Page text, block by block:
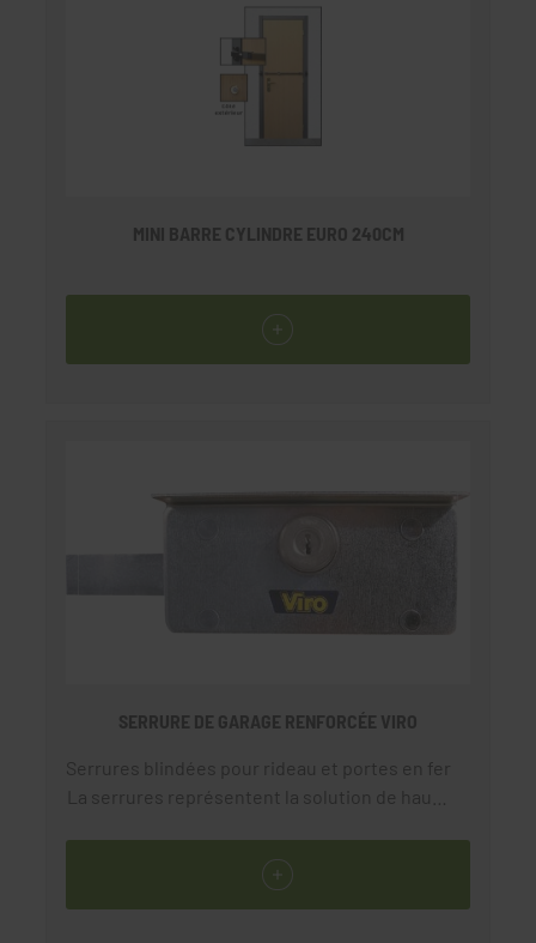
MINI BARRE CYLINDRE EURO 240CM
SERRURE DE GARAGE RENFORCÉE VIRO
Serrures blindées pour rideau et portes en fer
La serrures représentent la solution de haute
souvent recommandées à la fermeture des
dépôts et magasins.